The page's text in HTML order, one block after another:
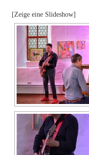
[Zeige eine Slideshow]